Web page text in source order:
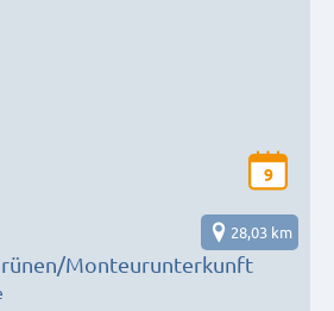
9
Monteurunterkunft
28,03 km